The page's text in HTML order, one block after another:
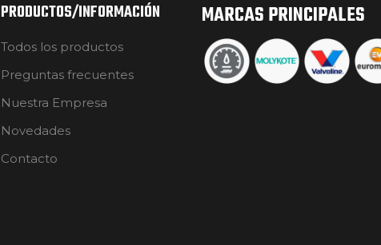
PRODUCTOS/INFORMACIÓN
Todos los productos
Preguntas frecuentes
Nuestra Empresa
Novedades
Contacto
MARCAS PRINCIPALES